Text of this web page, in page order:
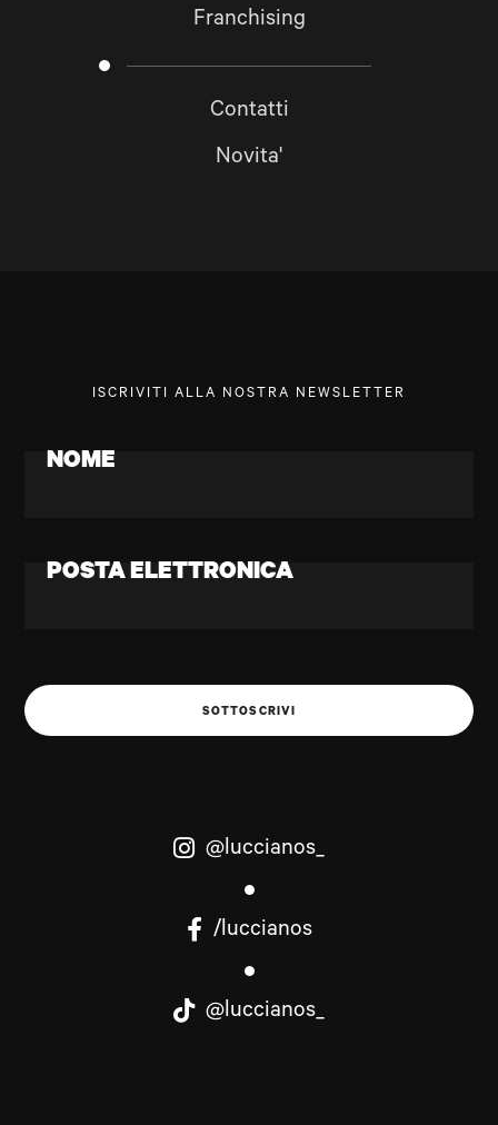
Franchising
Contatti
Novita'
ISCRIVITI ALLA NOSTRA NEWSLETTER
NOME
POSTA ELETTRONICA
SOTTOSCRIVI
@luccianos_
/luccianos
@luccianos_